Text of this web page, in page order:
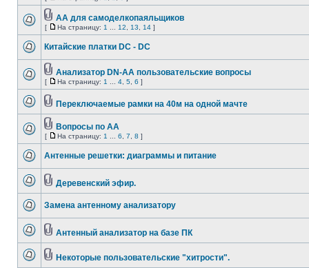
АА для самоделкопаяльщиков
[ На страницу: 1 12 13 14 ]
Китайские платки DC - DC
Анализатор DN-AA пользовательские вопросы
[ На страницу: 1 4 5 6 ]
Переключаемые рамки на 40м на одной мачте
Вопросы по АА
[ На страницу: 1 6 7 8 ]
Антенные решетки: диаграммы и питание
Деревенский эфир.
Замена антенному анализатору
Антенный анализатор на базе ПК
Некоторые пользовательские "хитрости".